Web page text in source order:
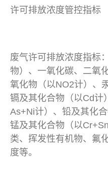
许可排放浓度管控指标
废气许可排放浓度指标
物）、一氧化碳、二氧
氧化物（以NO2计）、
镉及其化合物（以Cd计
As+Ni计）、铅及其化
锰及其化合物（以
类、挥发性有机物、氟
度等。